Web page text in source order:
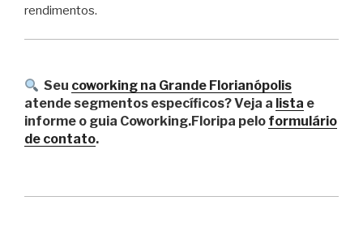
rendimentos.
Seu coworking na Grande Florianópolis
atende segmentos específicos? Veja a lista e
informe o guia Coworking.Floripa pelo formulário
de contato.